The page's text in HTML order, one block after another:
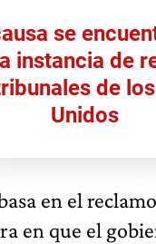
se
instancia de
de
Unidos
en el
en que el